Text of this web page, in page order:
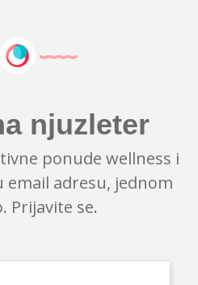
njuzleter
ponude wellness i
email adresu, jednom
Prijavite se.